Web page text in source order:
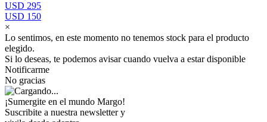
USD 295
USD 150
×
Lo sentimos, en este momento no tenemos stock para el producto
elegido.
Si lo deseas, te podemos avisar cuando vuelva a estar disponible
Notificarme
No gracias
¡Sumergite en el mundo Margo!
Suscribite a nuestra newsletter y